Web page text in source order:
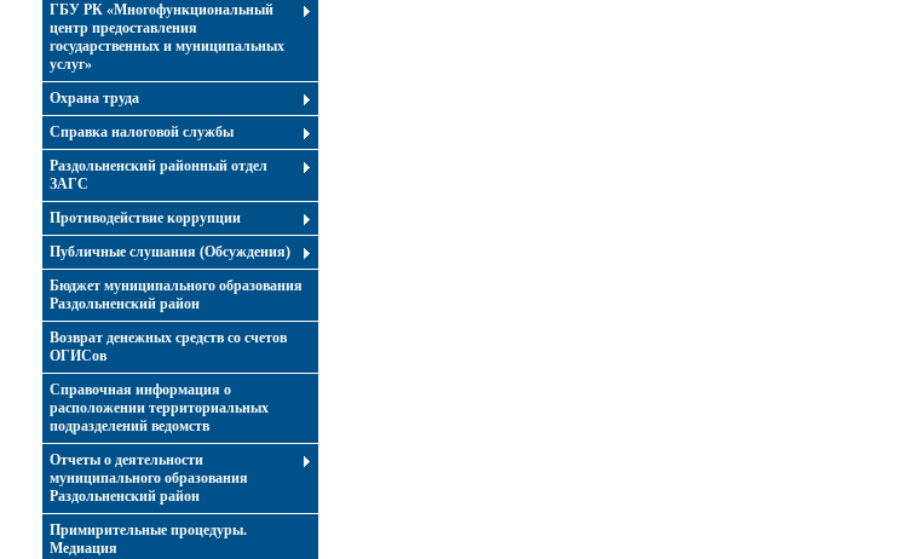
ГБУ РК «Многофункциональный
центр предоставления
государственных и муниципальных
услуг»
Охрана труда
Справка налоговой службы
Раздольненский районный отдел
ЗАГС
Противодействие коррупции
Публичные слушания (Обсуждения)
Бюджет муниципального образования
Раздольненский район
Возврат денежных средств со счетов
ОГИСов
Справочная информация о
расположении территориальных
подразделений ведомств
Отчеты о деятельности
муниципального образования
Раздольненский район
Примирительные процедуры.
Медиация